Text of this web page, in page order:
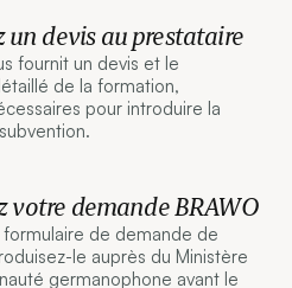
un devis au prestataire
fournit un devis et le
de la formation,
pour introduire la
votre demande BRAWO
de demande de
le auprès du Ministère
germanophone avant le